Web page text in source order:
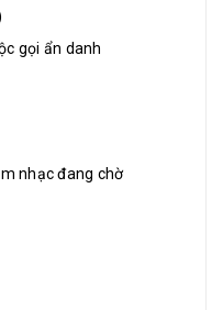
gọi ẩn danh
nhạc đang chờ